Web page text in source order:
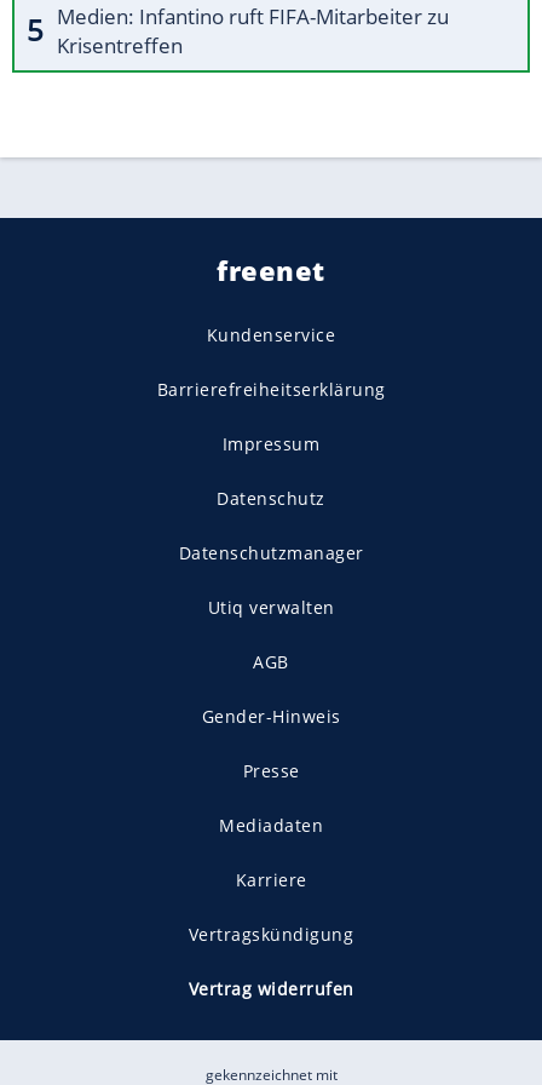
Medien: Infantino ruft FIFA-Mitarbeiter zu
Krisentreffen
freenet
Kundenservice
Barrierefreiheitserklärung
Impressum
Datenschutz
Datenschutzmanager
Utiq verwalten
AGB
Gender-Hinweis
Presse
Mediadaten
Karriere
Vertragskündigung
Vertrag widerrufen
gekennzeichnet mit